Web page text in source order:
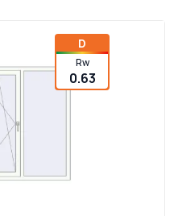
D
Rw
0.63